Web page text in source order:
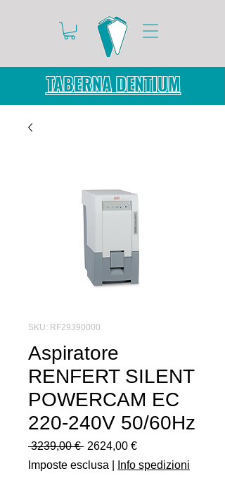
TABERNA DENTIUM
SKU: RF29390000
Aspiratore
RENFERT SILENT
POWERCAM EC
220-240V 50/60Hz
3239,00 € Prezzo
regolare
2624,00 €Prezzo
scontato
Imposte esclusa Info spedizioni